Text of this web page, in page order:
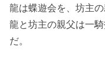
龍は蝶遊会を、坊主
龍と坊主の親父は一
だ。